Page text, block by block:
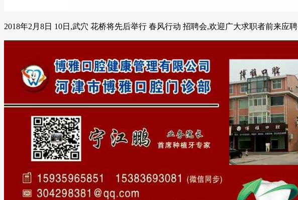
2018年2月8日 10日,武穴 花桥将先后举行 春风行动 招聘会,欢迎广大求职者前来应聘